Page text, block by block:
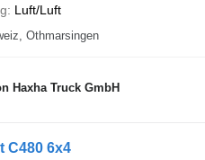
Luft/Luft
Othmarsingen
Haxha Truck GmbH
C480 6x4